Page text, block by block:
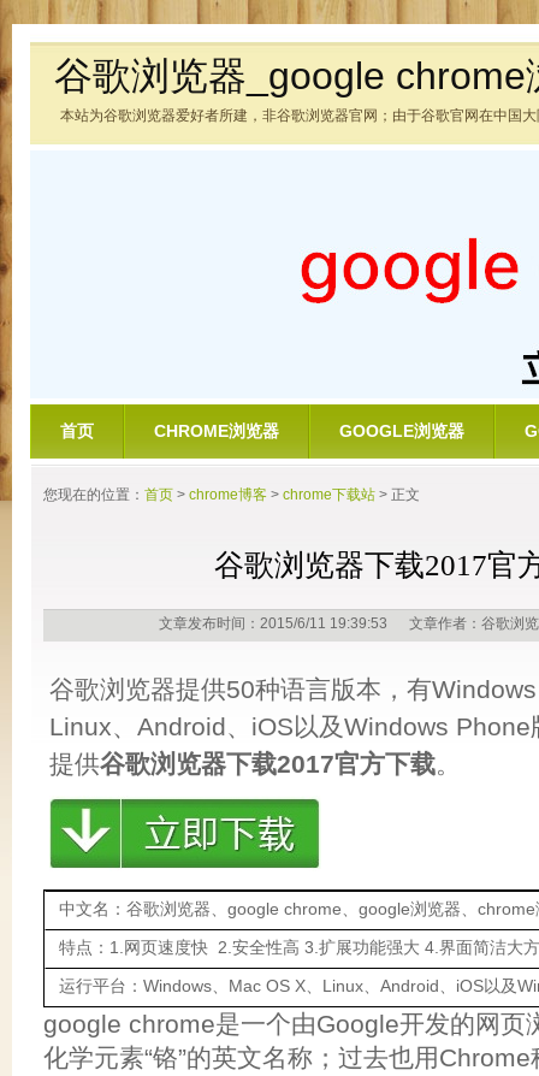
谷歌浏览器_google
本站为谷歌浏览器爱好者所建，非谷歌浏览器官网；由于谷歌官网在中国
首页 CHROME浏览器 GOOGLE浏览器
您现在的位置： 首页 > chrome博客 > chrome下载站 > 正文
谷歌浏览器下载2017官
文章发布时间：2015/6/11 19:39:53 文章作者：谷歌浏
谷歌浏览器提供50种语言版本，有
Linux、Android、iOS以及Windows Phone
提供谷歌浏览器下载2017官方下载。
中文名：谷歌浏览器、google chrome、google浏览器、chrome
特点：1.网页速度快 2.安全性高 3.扩展功能强大 4.界面简洁大方
运行平台： Windows、Mac OS X、Linux、Android、iOS以及
google chrome是一个由Google开发的网页
化学元素“铬”的英文名称；过去也用